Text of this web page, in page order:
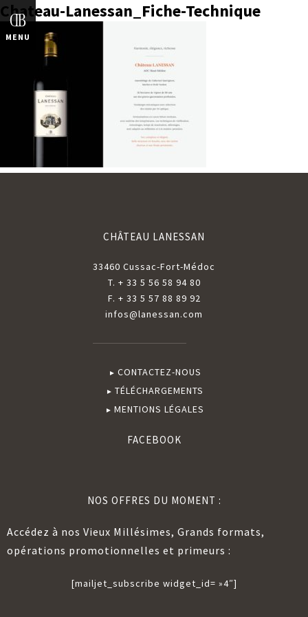
MENU
Chateau-Lanessan_Fiche-Technique
CHÂTEAU LANESSAN
33460 Cussac-Fort-Médoc
T. + 33 5 56 58 94 80
F. + 33 5 57 88 89 92
infos@lanessan.com
CONTACTEZ-NOUS
TÉLÉCHARGEMENTS
MENTIONS LÉGALES
FACEBOOK
NOS OFFRES DU MOMENT :
Accédez à nos Vieux Millésimes, Grands formats,
opérations promotionnelles et primeurs :
[mailjet_subscribe widget_id= »4″]